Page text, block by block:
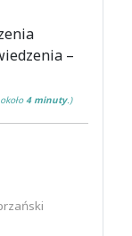
–
4 minuty.)